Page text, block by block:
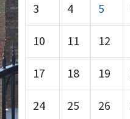
3 4 5
10 11 12
17 18 19
24 25 26